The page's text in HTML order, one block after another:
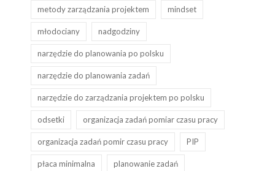
metody zarządzania projektem mindset
młodociany nadgodziny
narzędzie do planowania po polsku
narzędzie do planowania zadań
narzędzie do zarządzania projektem po polsku
odsetki organizacja zadań pomiar czasu pracy
organizacja zadań pomir czasu pracy PIP
płaca minimalna planowanie zadań